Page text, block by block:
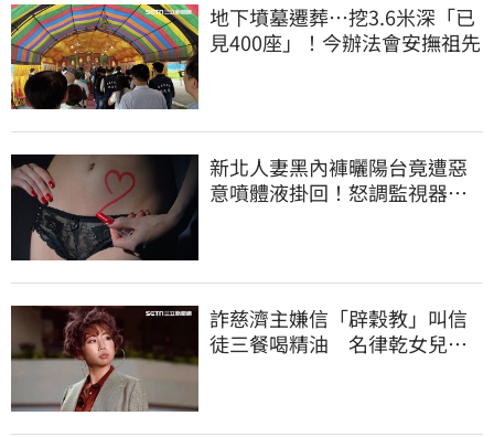
地下墳墓遷葬…挖3.6米深「已
見400座」！今辦法會安撫祖先
新北人妻黑內褲曬陽台竟遭惡
意噴體液掛回！怒調監視器竟
詐慈濟主嫌信「辟穀教」叫信
徒三餐喝精油 名律乾女兒卻